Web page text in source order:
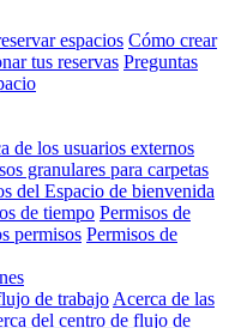
espacios Cómo crear
tus reservas Preguntas
de los usuarios externos
granulares para carpetas
del Espacio de bienvenida
de tiempo Permisos de
permisos Permisos de
de trabajo Acerca de las
del centro de flujo de